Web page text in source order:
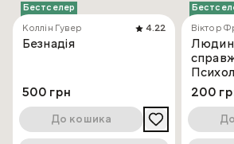
Бестселер
Коллін Гувер
4.22
Безнадія
500 грн
До кошика
Віктор
200